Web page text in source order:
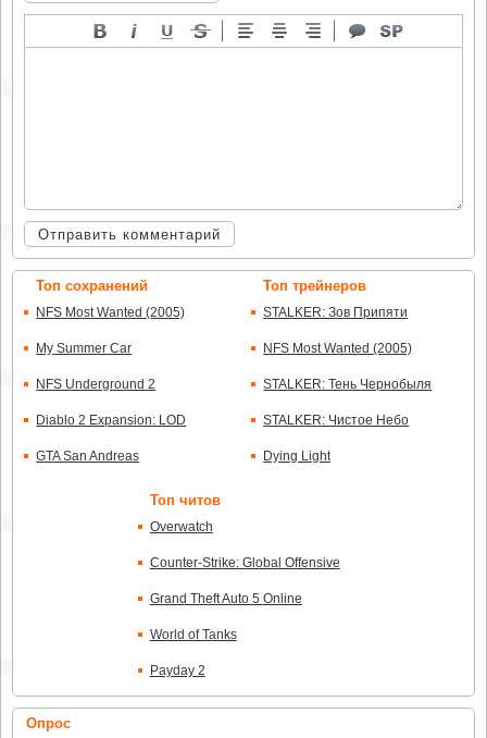
Топ сохранений
NFS Most Wanted (2005)
My Summer Car
NFS Underground 2
Diablo 2 Expansion: LOD
GTA San Andreas
Топ трейнеров
STALKER: Зов Припяти
NFS Most Wanted (2005)
STALKER: Тень Чернобыля
STALKER: Чистое Небо
Dying Light
Топ читов
Overwatch
Counter-Strike: Global Offensive
Grand Theft Auto 5 Online
World of Tanks
Payday 2
Отправить комментарий
Опрос